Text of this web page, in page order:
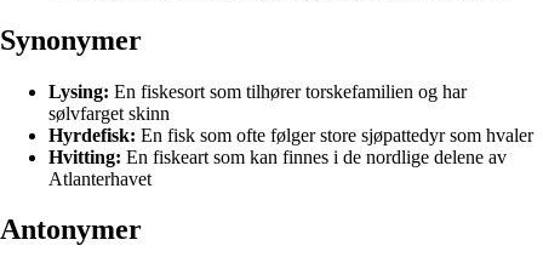
Synonymer
Lysing: En fiskesort som tilhører torskefamilien og har
sølvfarget skinn
Hyrdefisk: En fisk som ofte følger store sjøpattedyr som hvaler
Hvitting: En fiskeart som kan finnes i de nordlige delene av
Atlanterhavet
Antonymer